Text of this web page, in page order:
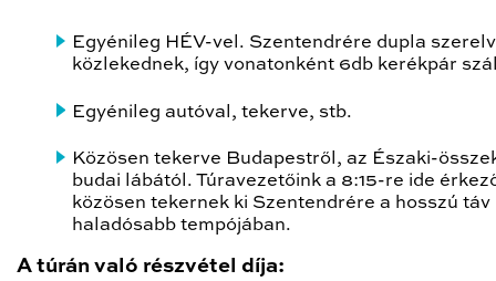
Egyénileg HÉV-vel. Szentendrére dupla
közlekednek, így vonatonként 6db kerékpár
Egyénileg autóval, tekerve, stb.
Közösen tekerve Budapestről, az Északi-
budai lábától. Túravezetőink a 8:15-re ide
közösen tekernek ki Szentendrére a hosszú táv
haladósabb tempójában.
A túrán való részvétel díja: